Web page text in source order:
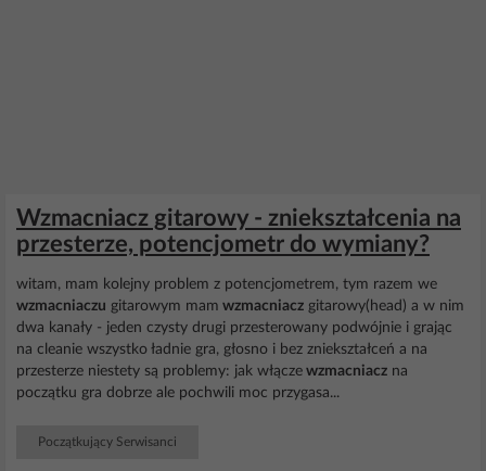
Wzmacniacz gitarowy - zniekształcenia na
przesterze, potencjometr do wymiany?
witam, mam kolejny problem z potencjometrem, tym razem we
wzmacniaczu gitarowym mam wzmacniacz gitarowy(head) a w nim
dwa kanały - jeden czysty drugi przesterowany podwójnie i grając
na cleanie wszystko ładnie gra, głosno i bez zniekształceń a na
przesterze niestety są problemy: jak włącze wzmacniacz na
początku gra dobrze ale pochwili moc przygasa...
Początkujący Serwisanci